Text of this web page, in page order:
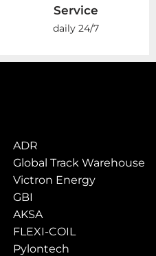
Service
daily 24/7
ADR
Global Track Warehouse
Victron Energy
GBI
AKSA
FLEXI-COIL
Pylontech